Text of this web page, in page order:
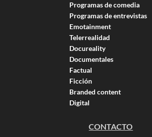
Programas de comedia
Programas de entrevistas
Emotainment
Telerrealidad
Docureality
Documentales
Factual
Ficción
Branded content
Digital
CONTACTO